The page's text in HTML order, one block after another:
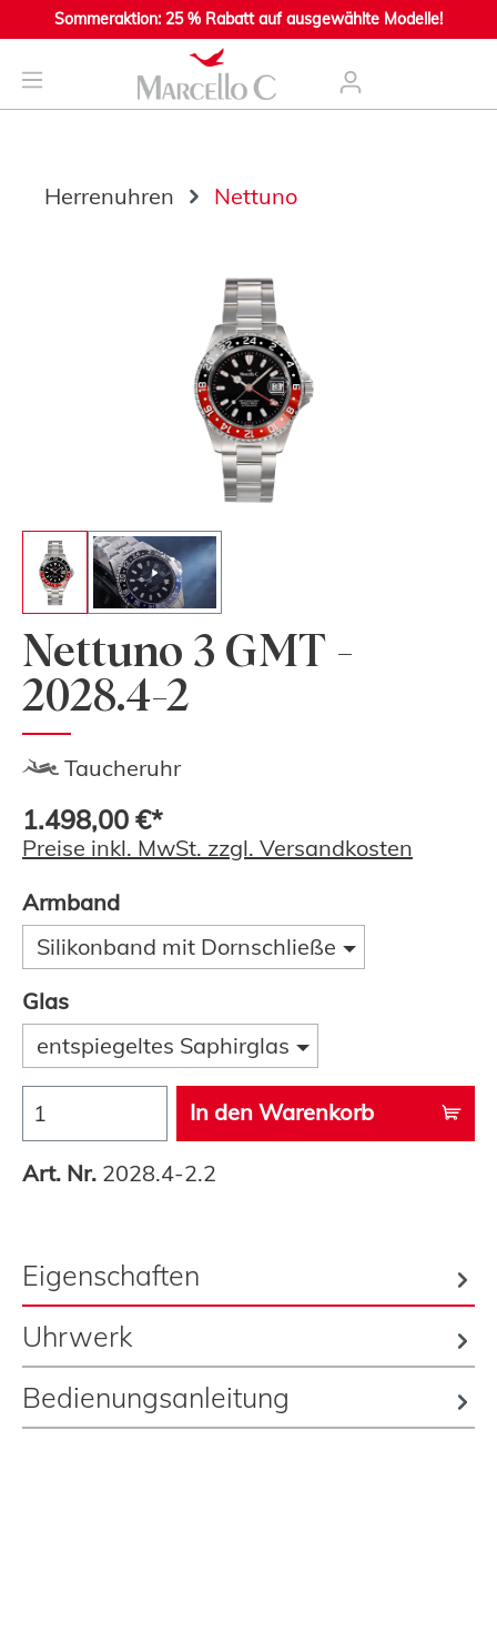
springen
Sommeraktion: 25 % Rabatt auf ausgewählte Modelle!
Herrenuhren Nettuno
Nettuno 3 GMT -
2028.4-2
Taucheruhr
1.498,00 €*
Preise inkl. MwSt. zzgl. Versandkosten
Armband
Silikonband mit Dornschließe
Glas
entspiegeltes Saphirglas
In den Warenkorb
Art. Nr. 2028.4-2.2
Eigenschaften
Uhrwerk
Bedienungsanleitung